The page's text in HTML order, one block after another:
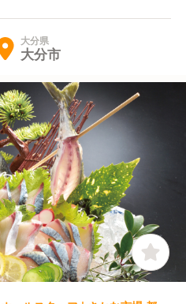
大分県
大分市